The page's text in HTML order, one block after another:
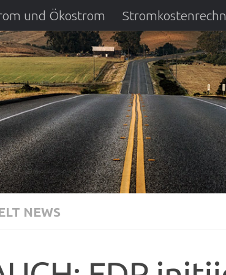
und Ökostrom
DSL Anbietervergleich
NEWS